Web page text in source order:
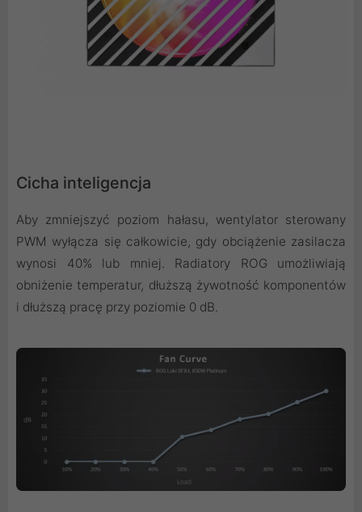
Cicha inteligencja
Aby zmniejszyć poziom hałasu, wentylator sterowany
PWM wyłącza się całkowicie, gdy obciążenie zasilacza
wynosi 40% lub mniej. Radiatory ROG umożliwiają
obniżenie temperatur, dłuższą żywotność komponentów
i dłuższą pracę przy poziomie 0 dB.